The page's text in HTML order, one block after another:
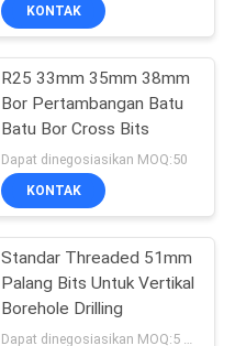
KONTAK
R25 33mm 35mm 38mm
Bor Pertambangan Batu
Batu Bor Cross Bits
Dapat dinegosiasikan MOQ:50
KONTAK
Standar Threaded 51mm
Palang Bits Untuk Vertikal
Borehole Drilling